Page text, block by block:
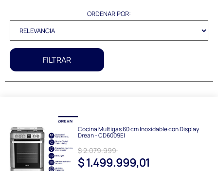
ORDENAR POR:
FILTRAR
Cocina Multigas 60 cm Inoxidable con Display
Drean - CD6009EI
$ 2.079.999
$ 1.499.999,01